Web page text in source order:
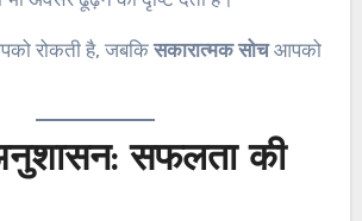
रोकती है, जबकिसकारात्मक सोचआपको
सफलता की